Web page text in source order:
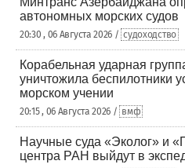
автономных морских судов
20:30 , 06 Августа 2026 / судоходство
Корабельная ударная
уничтожила беспилотники
морском учении
20:15 , 06 Августа 2026 / вмф
Научные суда «Эколог» и
центра РАН выйдут в